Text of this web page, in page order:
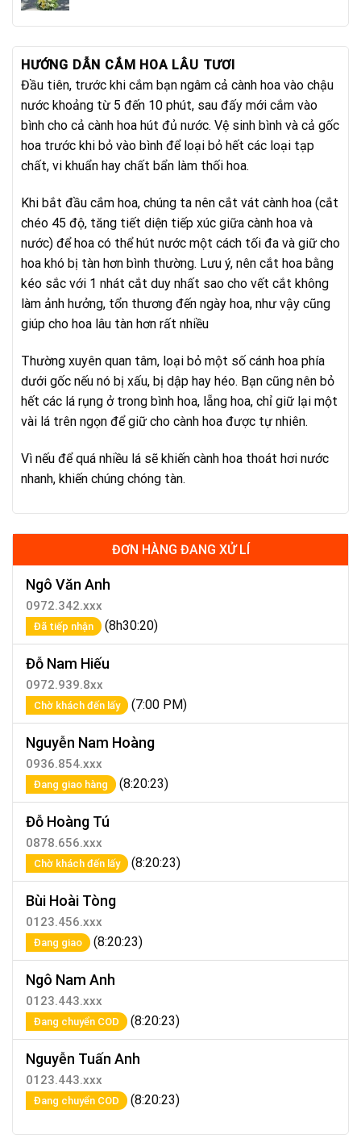
là:
tại
950.000₫.
HƯỚNG DẪN CẮM HOA LÂU TƯƠI
Đầu tiên, trước khi cắm bạn ngâm cả cành hoa vào chậu
nước khoảng từ 5 đến 10 phút, sau đấy mới cắm vào
bình cho cả cành hoa hút đủ nước. Vệ sinh bình và cả gốc
hoa trước khi bỏ vào bình để loại bỏ hết các loại tạp
chất, vi khuẩn hay chất bẩn làm thối hoa.
Khi bắt đầu cắm hoa, chúng ta nên cắt vát cành hoa (cắt
chéo 45 độ, tăng tiết diện tiếp xúc giữa cành hoa và
nước) để hoa có thể hút nước một cách tối đa và giữ cho
hoa khó bị tàn hơn bình thường. Lưu ý, nên cắt hoa bằng
kéo sắc với 1 nhát cắt duy nhất sao cho vết cắt không
làm ảnh hưởng, tổn thương đến ngày hoa, như vậy cũng
giúp cho hoa lâu tàn hơn rất nhiều
Thường xuyên quan tâm, loại bỏ một số cánh hoa phía
dưới gốc nếu nó bị xấu, bị dập hay héo. Bạn cũng nên bỏ
hết các lá rụng ở trong bình hoa, lẵng hoa, chỉ giữ lại một
vài lá trên ngọn để giữ cho cành hoa được tự nhiên.
Vì nếu để quá nhiều lá sẽ khiến cành hoa thoát hơi nước
nhanh, khiến chúng chóng tàn.
ĐƠN HÀNG ĐANG XỬ LÍ
Ngô Văn Anh
0972.342.xxx
Đã tiếp nhận (8h30:20)
Đỗ Nam Hiếu
0972.939.8xx
Chờ khách đến lấy (7:00 PM)
Nguyễn Nam Hoàng
0936.854.xxx
Đang giao hàng (8:20:23)
Đỗ Hoàng Tú
0878.656.xxx
Chờ khách đến lấy (8:20:23)
Bùi Hoài Tòng
0123.456.xxx
Đang giao (8:20:23)
Ngô Nam Anh
0123.443.xxx
Đang chuyển COD (8:20:23)
Nguyễn Tuấn Anh
0123.443.xxx
Đang chuyển COD (8:20:23)